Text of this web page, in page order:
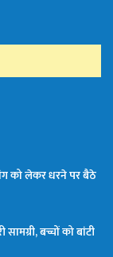
को लेकर धरने पर बैठे
बच्चों को बांटी